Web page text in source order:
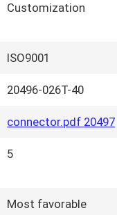
Customization
ISO9001
20496-026T-40
20497 connector.pdf
5
Most favorable